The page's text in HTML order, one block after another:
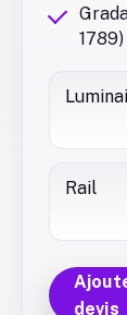
Rail
devis